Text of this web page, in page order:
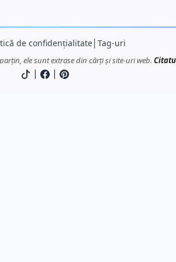
de confidențialitate│ Tag-uri
ele sunt extrase din cărți și site-uri web.
| |